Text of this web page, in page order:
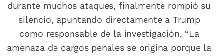
durante muchos ataques, finalmente rompió su
silencio, apuntando directamente a Trump
como responsable de la investigación. “La
amenaza de cargos penales se origina porque la